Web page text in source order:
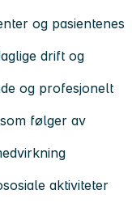
og pasientenes
drift og
og profesjonelt
følger av
aktiviteter